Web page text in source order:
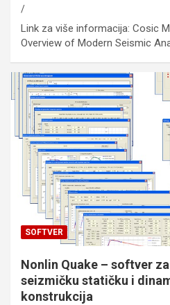
Link za više informacija: Cosic
Overview of Modern Seismic
SOFTVER
Nonlin Quake – softver
seizmičku statičku i
konstrukcija